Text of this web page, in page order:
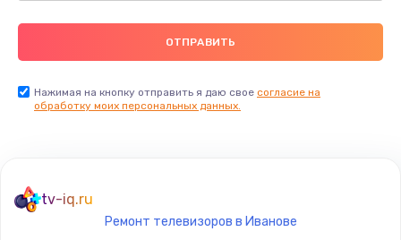
Не видит флешку
400 руб.
Заказать
Нажимая на кнопку отправить я даю свое согласие на
обработку моих персональных данных.
tv-iq.ru
Ремонт телевизоров в Иванове